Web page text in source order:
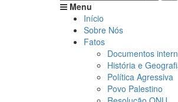
Menu
Início
Sobre Nós
Fatos
Documentos
História e
Política Agressiva
Povo Palestino